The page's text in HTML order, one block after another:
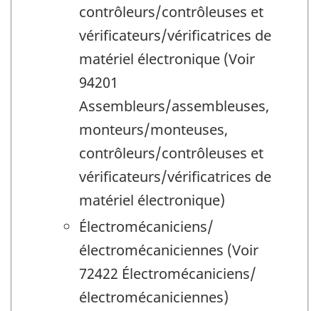
contrôleurs/contrôleuses et
vérificateurs/vérificatrices de
matériel électronique (Voir
94201
Assembleurs/assembleuses,
monteurs/monteuses,
contrôleurs/contrôleuses et
vérificateurs/vérificatrices de
matériel électronique)
Électromécaniciens/
électromécaniciennes (Voir
72422 Électromécaniciens/
électromécaniciennes)